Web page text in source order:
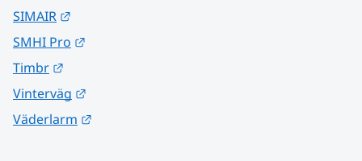
SIMAIR
SMHI Pro
Timbr
Vinterväg
Väderlarm